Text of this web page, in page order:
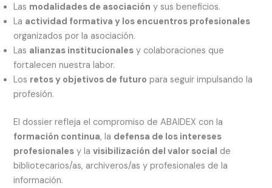
Las modalidades de asociación y sus beneficios.
La actividad formativa y los encuentros profesionales
organizados por la asociación.
Las alianzas institucionales y colaboraciones que
fortalecen nuestra labor.
Los retos y objetivos de futuro para seguir impulsando la
profesión.
El dossier refleja el compromiso de ABAIDEX con la
formación continua, la defensa de los intereses
profesionales y lavisibilización del valor social de
bibliotecarios/as, archiveros/as y profesionales de la
información.